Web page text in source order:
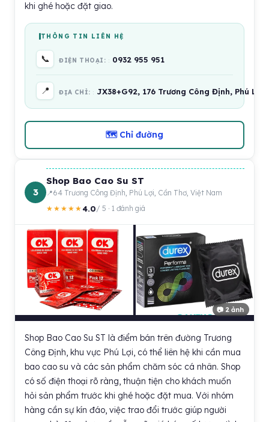
khi ghé hoặc đặt giao.
THÔNG TIN LIÊN HỆ
📞 ĐIỆN THOẠI: 0932 955 951
📍 ĐỊA CHỈ: JX38+G92, 176 Trương Công Định, Phú
🗺 Chỉ đường
3
Shop Bao Cao Su ST
64 Trương Công Định, Phú Lợi, Cần Thơ, Việt Nam
★★★★★4.0/ 5 · 1 đánh giá
📷 2 ảnh
Shop Bao Cao Su ST là điểm bán trên đường Trương
Công Định, khu vực Phú Lợi, có thể liên hệ khi cần mua
bao cao su và các sản phẩm chăm sóc cá nhân. Shop
có số điện thoại rõ ràng, thuận tiện cho khách muốn
hỏi sản phẩm trước khi ghé hoặc đặt mua. Với nhóm
hàng cần sự kín đáo, việc trao đổi trước giúp người